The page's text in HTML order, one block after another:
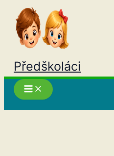
Přeskočit
obsah
Předškoláci